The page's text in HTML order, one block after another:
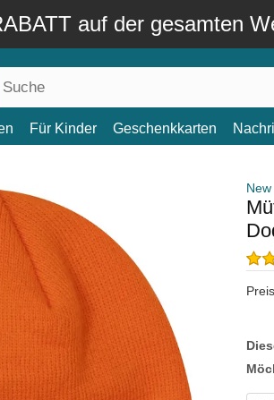
auf der gesamten
Für Kinder Geschenkkarten
New